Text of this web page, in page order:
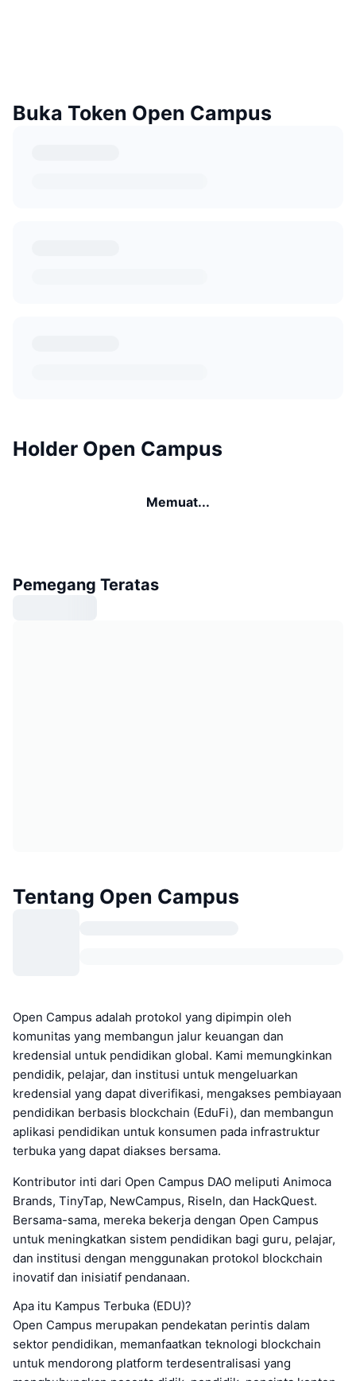
Buka Token Open Campus
Holder Open Campus
Memuat...
Pemegang Teratas
Tentang Open Campus
Open Campus adalah protokol yang dipimpin oleh
komunitas yang membangun jalur keuangan dan
kredensial untuk pendidikan global. Kami memungkinkan
pendidik, pelajar, dan institusi untuk mengeluarkan
kredensial yang dapat diverifikasi, mengakses pembiayaan
pendidikan berbasis blockchain (EduFi), dan membangun
aplikasi pendidikan untuk konsumen pada infrastruktur
terbuka yang dapat diakses bersama.
Kontributor inti dari Open Campus DAO meliputi Animoca
Brands, TinyTap, NewCampus, RiseIn, dan HackQuest.
Bersama-sama, mereka bekerja dengan Open Campus
untuk meningkatkan sistem pendidikan bagi guru, pelajar,
dan institusi dengan menggunakan protokol blockchain
inovatif dan inisiatif pendanaan.
Apa itu Kampus Terbuka (EDU)?
Open Campus merupakan pendekatan perintis dalam
sektor pendidikan, memanfaatkan teknologi blockchain
untuk mendorong platform terdesentralisasi yang